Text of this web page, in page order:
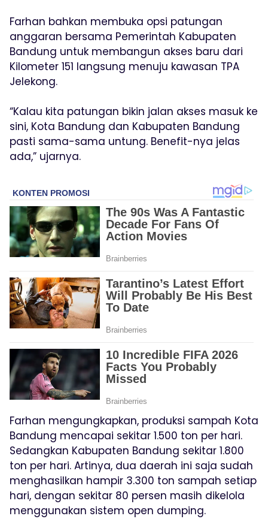
Farhan bahkan membuka opsi patungan
anggaran bersama Pemerintah Kabupaten
Bandung untuk membangun akses baru dari
Kilometer 151 langsung menuju kawasan TPA
Jelekong.
“Kalau kita patungan bikin jalan akses masuk ke
sini, Kota Bandung dan Kabupaten Bandung
pasti sama-sama untung. Benefit-nya jelas
ada,” ujarnya.
Farhan mengungkapkan, produksi sampah Kota
Bandung mencapai sekitar 1.500 ton per hari.
Sedangkan Kabupaten Bandung sekitar 1.800
ton per hari. Artinya, dua daerah ini saja sudah
menghasilkan hampir 3.300 ton sampah setiap
hari, dengan sekitar 80 persen masih dikelola
menggunakan sistem open dumping.